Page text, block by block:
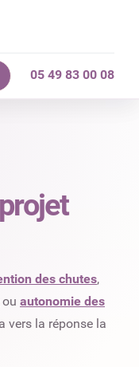
05 49 83 00 08
projet
des chutes,
ou autonomie des
vers la réponse la